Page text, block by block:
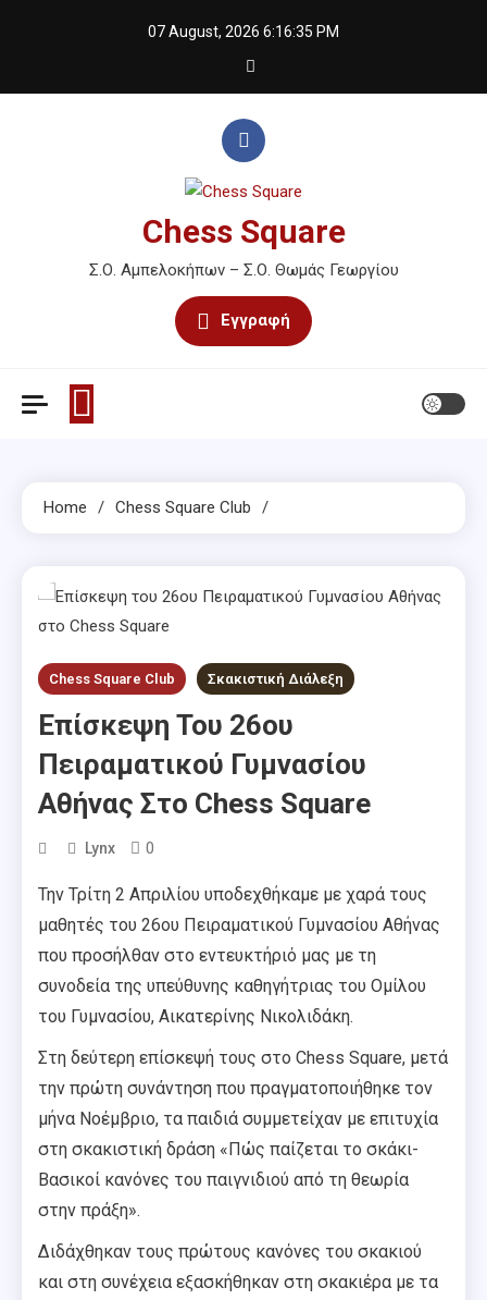
07 August, 2026 6:16:36 PM
Chess Square
Σ.Ο. Αμπελοκήπων – Σ.Ο. Θωμάς Γεωργίου
Εγγραφή
Home Chess Square Club
Chess Square Club Σκακιστική Διάλεξη
Επίσκεψη Του 26ου
Πειραματικού Γυμνασίου
Αθήνας Στο Chess Square
Lynx 0
Την Τρίτη 2 Απριλίου υποδεχθήκαμε με χαρά τους
μαθητές του 26ου Πειραματικού Γυμνασίου Αθήνας
που προσήλθαν στο εντευκτήριό μας με τη
συνοδεία της υπεύθυνης καθηγήτριας του Ομίλου
του Γυμνασίου, Αικατερίνης Νικολιδάκη.
Στη δεύτερη επίσκεψή τους στο Chess Square, μετά
την πρώτη συνάντηση που πραγματοποιήθηκε τον
μήνα Νοέμβριο, τα παιδιά συμμετείχαν με επιτυχία
στη σκακιστική δράση «Πώς παίζεται το σκάκι-
Βασικοί κανόνες του παιγνιδιού από τη θεωρία
στην πράξη».
Διδάχθηκαν τους πρώτους κανόνες του σκακιού
και στη συνέχεια εξασκήθηκαν στη σκακιέρα με τα